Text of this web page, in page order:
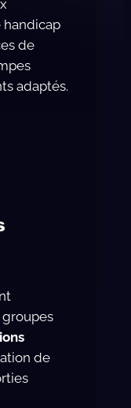
handicap
de
adaptés.
groupes
de